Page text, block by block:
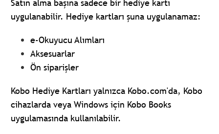
Satın alma başına sadece bir hediye kartı
uygulanabilir. Hediye kartları şuna uygulanamaz:
e-Okuyucu Alımları
Aksesuarlar
Ön siparişler
Kobo Hediye Kartları yalnızca Kobo.com'da, Kobo
cihazlarda veya Windows için Kobo Books
uygulamasında kullanılabilir.